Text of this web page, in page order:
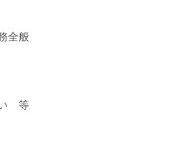
全般
い 等